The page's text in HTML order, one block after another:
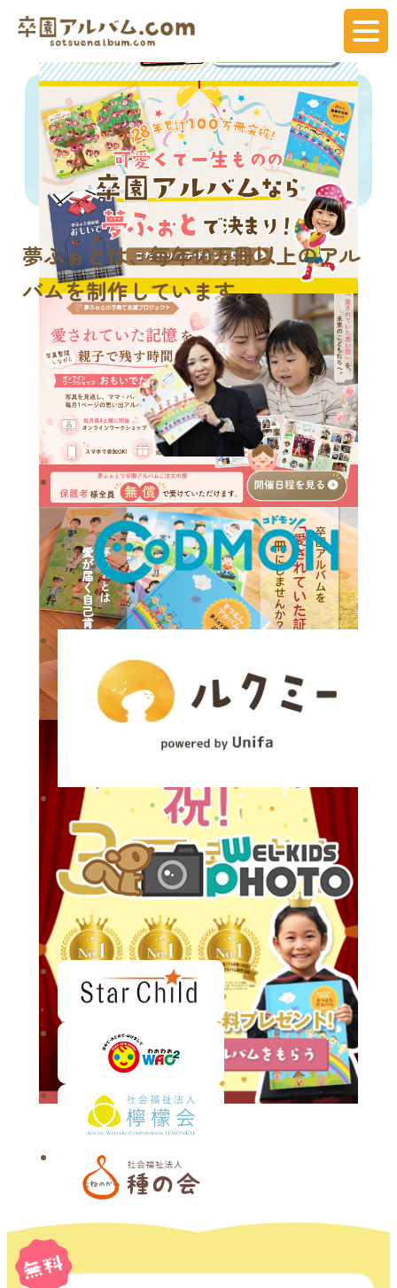
夢ふぉとは、毎年10万冊以上のアル
バムを制作しています。